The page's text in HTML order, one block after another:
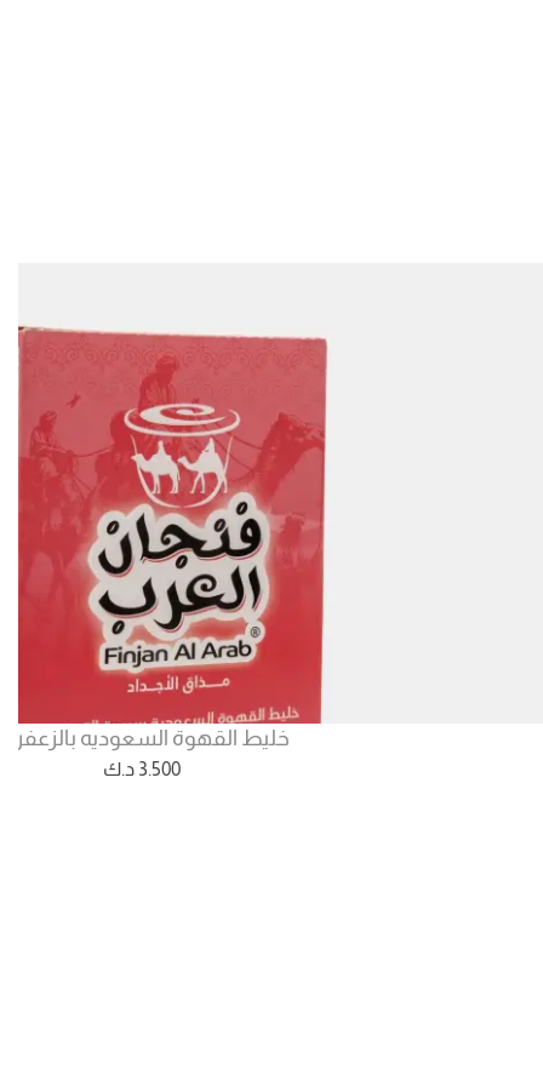
خليط القهوة السعوديه
3.500 د.ك